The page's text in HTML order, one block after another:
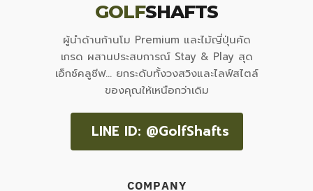
GOLFSHAFTS
ผู้นำด้านก้านโม Premium และไม้ญี่ปุ่นคัด
เกรด ผสานประสบการณ์ Stay & Play สุด
เอ็กซ์คลูซีฟ... ยกระดับทั้งวงสวิงและไลฟ์สไตล์
ของคุณให้เหนือกว่าเดิม
LINE ID: @GolfShafts
COMPANY